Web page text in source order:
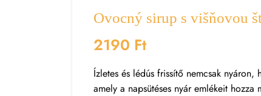
Ovocný sirup s višňovou
2190 Ft
Ízletes és lédús frissítő nemcsak nyáron,
amely a napsütéses nyár emlékeit hozza